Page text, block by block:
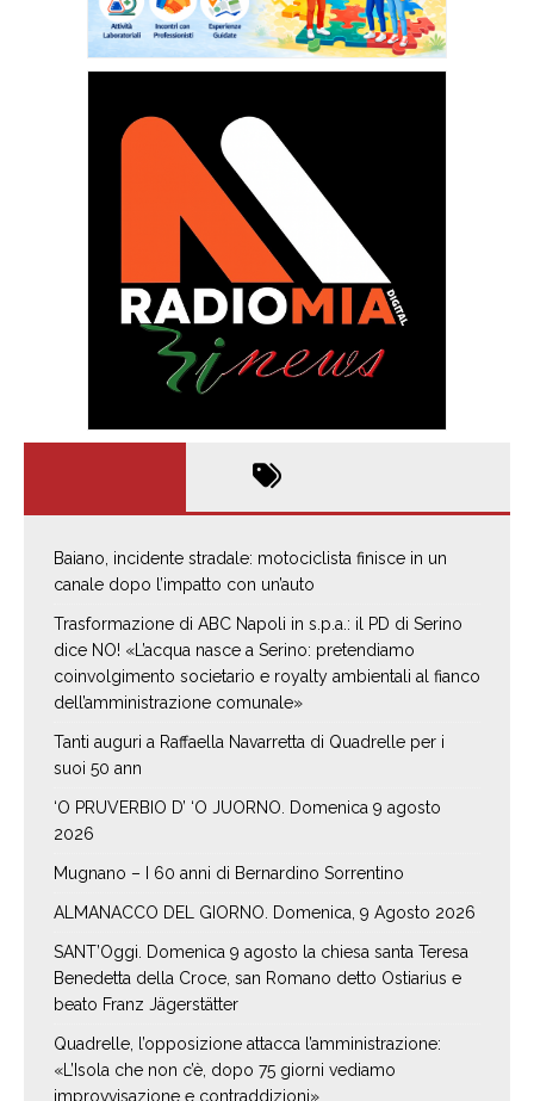
Baiano, incidente stradale: motociclista finisce in un
canale dopo l’impatto con un’auto
Trasformazione di ABC Napoli in s.p.a.: il PD di Serino
dice NO! «L’acqua nasce a Serino: pretendiamo
coinvolgimento societario e royalty ambientali al fianco
dell’amministrazione comunale»
Tanti auguri a Raffaella Navarretta di Quadrelle per i
suoi 50 ann
‘O PRUVERBIO D’ ‘O JUORNO. Domenica 9 agosto
2026
Mugnano – I 60 anni di Bernardino Sorrentino
ALMANACCO DEL GIORNO. Domenica, 9 Agosto 2026
SANT’Oggi. Domenica 9 agosto la chiesa santa Teresa
Benedetta della Croce, san Romano detto Ostiarius e
beato Franz Jägerstätter
Quadrelle, l’opposizione attacca l’amministrazione:
«L’Isola che non c’è, dopo 75 giorni vediamo
improvvisazione e contraddizioni»